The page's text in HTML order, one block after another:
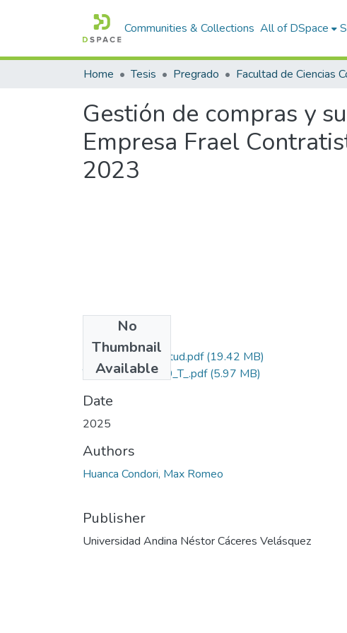
Communities & Collections All of DSpace
Home Tesis Pregrado
Gestión de compras y
Empresa Frael
2023
No
Thumbnail
Available
Grado de Similitud.pdf(19.42 MB)
T036_47659920_T_.pdf(5.97 MB)
Date
2025
Authors
Huanca Condori, Max Romeo
Publisher
Universidad Andina Néstor Cáceres Velásquez